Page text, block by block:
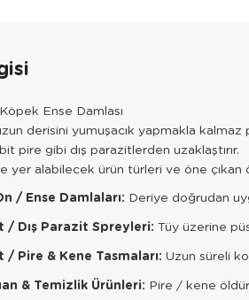
Ense Damlası
derisini yumuşacık yapmakla kalmaz
bit pire gibi dış parazitlerden uzaklaştırır.
yer alabilecek ürün türleri ve öne çıkan
/ Ense Damlaları: Deriye doğrudan
/ Dış Parazit Spreyleri: Tüy üzerine
/ Pire & Kene Tasmaları: Uzun süreli
& Temizlik Ürünleri: Pire / kene